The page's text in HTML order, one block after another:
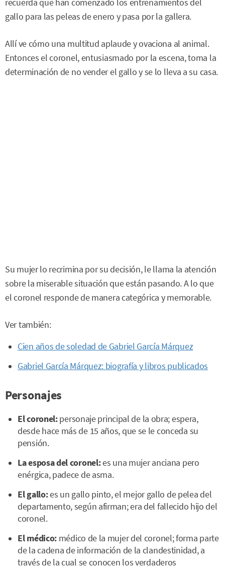
recuerda que han comenzado los entrenamientos del
gallo para las peleas de enero y pasa por la gallera.
Allí ve cómo una multitud aplaude y ovaciona al animal.
Entonces el coronel, entusiasmado por la escena, toma la
determinación de no vender el gallo y se lo lleva a su casa.
Su mujer lo recrimina por su decisión, le llama la atención
sobre la miserable situación que están pasando. A lo que
el coronel responde de manera categórica y memorable.
Ver también:
Cien años de soledad de Gabriel García Márquez
Gabriel García Márquez: biografía y libros publicados
Personajes
El coronel:personaje principal de la obra; espera,
desde hace más de 15 años, que se le conceda su
pensión.
La esposa del coronel:es una mujer anciana pero
enérgica, padece de asma.
El gallo:es un gallo pinto, el mejor gallo de pelea del
departamento, según afirman; era del fallecido hijo del
coronel.
El médico: médico de la mujer del coronel; forma parte
de la cadena de información de la clandestinidad, a
través de la cual se conocen los verdaderos